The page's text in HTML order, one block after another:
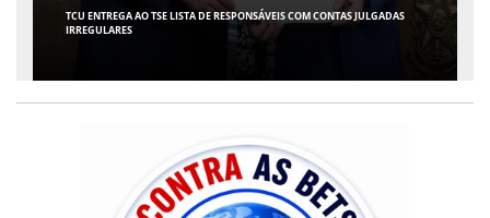
ARACAJU RECEBE ESPETÁCULO INFANTIL "SPIDEY E SEUS AMIGOS" COM
AVENTURA AO VIVO NO TEATRO ATHENEU